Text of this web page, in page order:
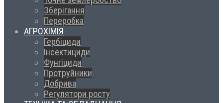
Зберігання
Переробка
АГРОХІМІЯ
Гербіциди
Інсектициди
Фунгіциди
Протруйники
Добрива
Регулятори росту